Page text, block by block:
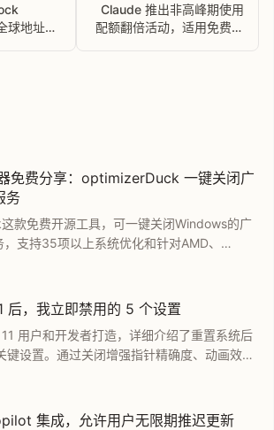
球地址生
Claude 推出非高峰期使用
配额翻倍活动，适用免费及
免费分享：optimizerDuck 一键关闭广
务
款免费开源工具，可一键关闭Windows的广
支持35项以上系统优化和针对AMD、
专门调整，并具备操作回滚功能。
后，我立即禁用的 5 个设置
用户和开发者打造，详细介绍了重置系统后
键设置。通过关闭增强指针精确度、动画效果
旨在帮助用户提升操作效率、改善交互体验并
办公与娱乐系统环境。
集成，允许用户无限期推迟更新